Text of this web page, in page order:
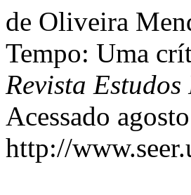
de Oliveira
Tempo: Uma
Revista
Acessado
http://